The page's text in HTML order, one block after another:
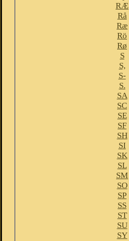
RÆ
Rå
Ræ
Rö
Rø
S
S,
S-
S.
SA
SC
SE
SF
SH
SI
SK
SL
SM
SO
SP
SS
ST
SU
SY